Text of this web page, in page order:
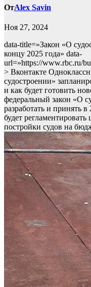
ОтAlex Savin
Ноя 27, 2024
data-title=»Закон «О
концу 2025 года» data-
url=»https://www.rbc.ru/
> Вконтакте
судостроении»
и как будет готовить
федеральный закон «О
разработать и принять
будет
постройки судов на